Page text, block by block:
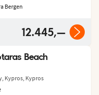
Bergen
12.445,—
Beach
Kypros, Kypros